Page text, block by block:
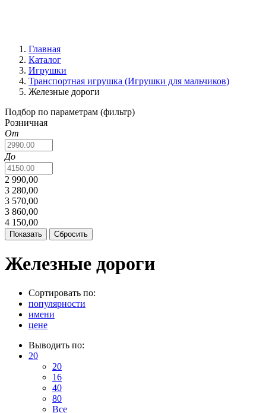
Главная
Каталог
Игрушки
Транспортная игрушка (Игрушки для мальчиков)
Железные дороги
Подбор по параметрам (фильтр)
Розничная
От
До
2 990,00
3 280,00
3 570,00
3 860,00
4 150,00
Железные дороги
Сортировать по:
популярности
имени
цене
Выводить по:
20
20
16
40
80
Все